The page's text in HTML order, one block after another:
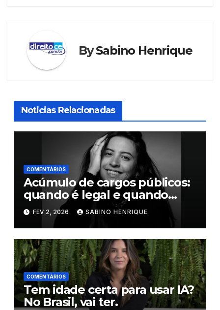
BySabino Henrique
Noticias Relacionadas
COMENTÁRIOS
Acúmulo de cargos públicos:
quando é legal e quando
pode virar infração
FEV 2, 2026 SABINO HENRIQUE
COMENTÁRIOS
Tem idade certa para usar IA?
No Brasil, vai ter.